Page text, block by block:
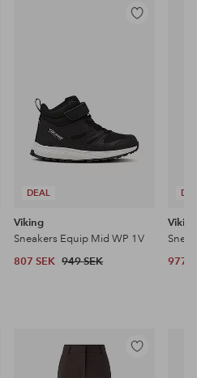
DEAL
Lägg
Viking
Sneakers Equip Mid WP 1V
807 SEK 949 SEK
977
Lägg